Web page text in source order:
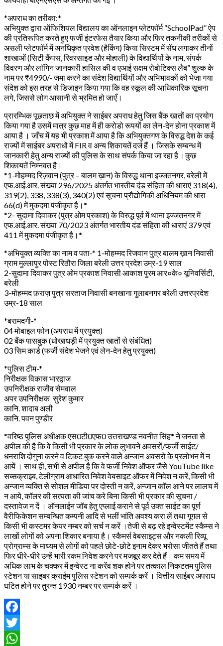
*अपराध का तरीका:*
अभियुक्त द्वारा ऑफिशियल विद्यालय का ऑनलाइन प्लेटफॉर्म “SchoolPad” ऐप
की प्रतिरूपित करते हुए फर्जी इंटरफेस तैयार किया और फिर तकनीकी तरीकों से
असली प्लेटफॉर्म में अनधिकृत प्रवेश (हैकिंग) किया सिस्टम में सेंध लगाकर तीनों
शाखाओं (सिटी कैंपस, रिवरसाइड और मोहाली) के विद्यार्थियों के नाम, संपर्क
विवरण और लॉगिन जानकारी हासिल की व एआई सक्षम रोबोटिक्स लैब” शुल्क के
नाम पर ₹4990/- जमा करने का संदेश विद्यार्थियों और अभिभावकों को भेजा गया
संदेश को इस तरह से डिजाइन किया गया कि वह स्कूल की आधिकारिक सूचना
लगे, जिससे लोग आसानी से भ्रमित हो जाएँ।
प्रारम्भिक पूछताछ में अभियुक्त ने साईबर अपराध हेतु जिस बैंक खातों का प्रयोग
किया गया है उसमें मात्र कुछ माह में ही करोडो रूपयों का लेन-देन होना प्रकाश में
आया है । जाँच में यह भी प्रकाश में आया है कि अभियुक्तगण के विरुद्ध देश के कई
राज्यों में साईबर अपराधों में FIR व अन्य शिकायतें दर्ज हैं । जिसके सम्बन्ध में
जानकारी हेतु अन्य राज्यों की पुलिस के साथ संपर्क किया जा रहा है ।कुछ
शिकायतें निम्नवत है।
*1-मोहम्मद रिज़वान (पुत्र – बालम ख़ान) के विरुद्ध थाना इज्जतनगर, बरेली में
एफ.आई.आर. संख्या 296/2025 अंतर्गत भारतीय दंड संहिता की धाराएं 318(4),
319(2), 338, 338(3), 340(2) एवं सूचना प्रौद्योगिकी अधिनियम की धारा
66(d) में मुकदमा पंजीकृत है।*
*2- सुदामा दिवाकर (पुत्र ओम प्रकाश) के विरुद्ध पूर्व में थाना इज्जतनगर में
एफ.आई.आर. संख्या 70/2023 अंतर्गत भारतीय दंड संहिता की धाराएं 379 एवं
411 में मुकदमा पंजीकृत है।*
*अभियुक्त व्यक्ति का नाम व पता-* 1-मोहम्मद रिजवान पुत्र बालम ख़ान निवासी
ग्राम मुल्लापुर पोस्ट रिठौरा जिला बरेली उत्तर प्रदेश उम्र-19 साल
2-सुदामा दिवाकर पुत्र ओम प्रकाश निवासी आकाश पुरम आर०के० यूनिवर्सिटी,
बरेली
3-मोहम्मद फ़राज़ पुत्र सरताज निवासी बनखाना गुलाबनगर बरेली उत्तरप्रदेश
उम्र-18 साल
*बरामदगी-*
04 मोबाइल फोन (अपराध में प्रयुक्त)
02 बैंक पासबुक (धोखाधड़ी में प्रयुक्त खातों से संबंधित)
03 सिम कार्ड (फर्जी संदेश भेजने एवं लेन-देन हेतु प्रयुक्त)
*पुलिस टीम-*
निरीक्षक विकास भारद्वाज
उपनिरीक्षक राजीव सेमवाल
अपर उपनिरीक्षक सुरेश कुमार
कानि. शादाब अली
कानि. पवन पुण्डीर
*वरिष्ठ पुलिस अधीक्षक एस0टी0एफ0 उत्तराखण्ड नवनीत सिंह* ने जनता से
अपील की है कि वे किसी भी प्रकार के लोक लुभावने अवसरों/फर्जी साईट/
धनराशि दोगुना करने व टिकट बुक करने वाले अन्जान अवसरो के प्रलोभन में न
आयें । साथ ही, सभी से अपील है कि वे फर्जी निवेश ऑफर जैसे YouTube like
सब्सक्राइब, टेलीग्राम आधारित निवेश वेबसाइट ऑफर में निवेश न करें, किसी भी
अन्जान व्यक्ति से सोशल मीडिया पर दोस्ती न करें, अन्जान कॉल आने पर लालच में
न आये, कॉलर की सत्यता की जांच करे बिना किसी भी प्रकार की सूचना /
दस्तावेज न दें । ऑनलाईन जॉब हेतु एप्लाई कराने से पूर्व उक्त साईट का पूर्ण
वैरीफिकेशन सम्बन्धित कम्पनी आदि से भलीं भांति अवश्य करा लें तथा गूगल से
किसी भी कस्टमर केयर नम्बर को सर्च न करें ।तेजी से बढ़ रहे इन्वेस्टमेंट स्कैम्स ने
लाखों लोगों को अपना शिकार बनाया है। स्कैमर्स वेबसाइट्स और नकली रिव्यू
प्रोग्राम्स के माध्यम से लोगों को पहले छोटे-छोटे इनाम देकर भरोसा जीतते हैं तथा
फिर धीरे-धीरे उन्हें भारी रकम निवेश करने पर मजबूर कर देते हैं। कम समय में
अधिक लाभ के चक्कर में इन्वेस्ट ना करेंव शक होने पर तत्काल निकटतम पुलिस
स्टेशन या साइबर क्राईम पुलिस स्टेशन को सम्पर्क करें । वित्तीय साईबर अपराध
घटित होने पर तुरन्त 1930 नम्बर पर सम्पर्क करें ।
Facebook
Twitter